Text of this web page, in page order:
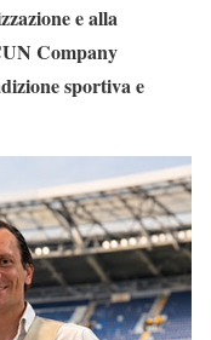
e alla
Company
sportiva e